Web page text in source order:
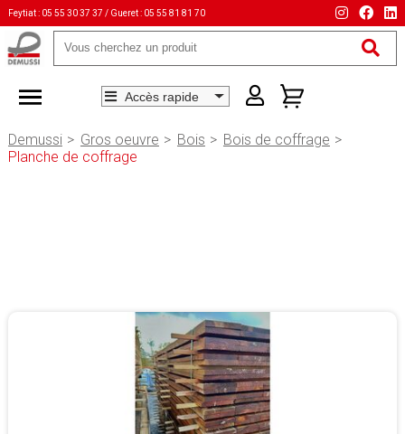
Feytiat : 05 55 30 37 37 / Gueret : 05 55 81 81 70
Mots-
clés
Demussi Gros oeuvre Bois
Bois de coffrage
Planche de coffrage